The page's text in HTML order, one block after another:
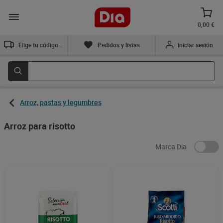
0,00 €
Pedidos y listas Iniciar sesión
Arroz, pastas y legumbres
Arroz para risotto
Marca Dia